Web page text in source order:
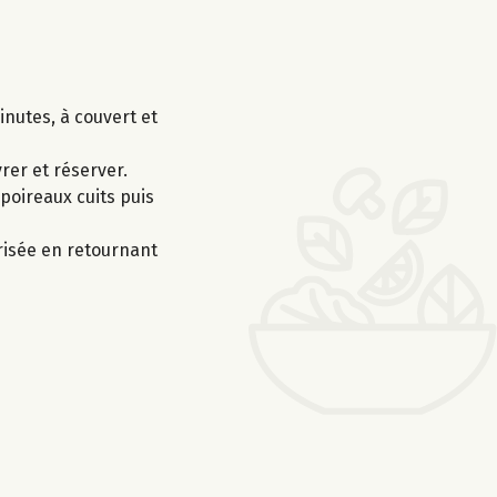
à couvert et
et réserver.
cuits puis
en retournant